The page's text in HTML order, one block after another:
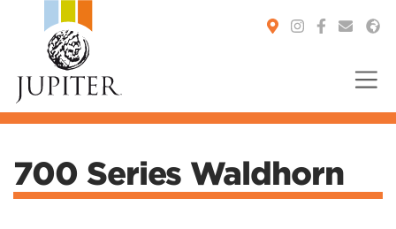
700 Series Waldhorn